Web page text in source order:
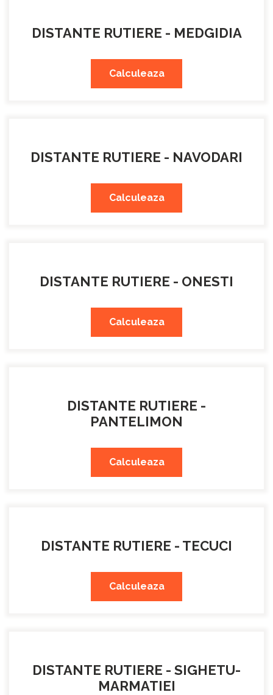
DISTANTE RUTIERE - MEDGIDIA
Calculeaza
DISTANTE RUTIERE - NAVODARI
Calculeaza
DISTANTE RUTIERE - ONESTI
Calculeaza
DISTANTE RUTIERE -
PANTELIMON
Calculeaza
DISTANTE RUTIERE - TECUCI
Calculeaza
DISTANTE RUTIERE - SIGHETU-
MARMATIEI